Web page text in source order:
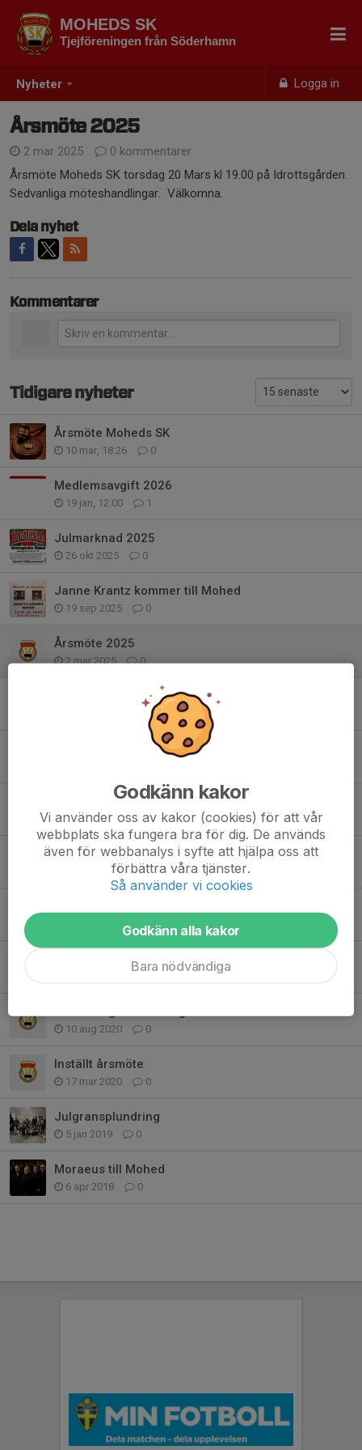
Nyheter Logga in
MOHEDS SK
Tjejföreningen från Söderhamn
Årsmöte 2025
2 mar 2025
0 kommentarer
Årsmöte Moheds SK torsdag 20 Mars kl 19.00 på Idrottsgården.
Sedvanliga möteshandlingar. Välkomna.
Dela nyhet
Kommentarer
Tidigare nyheter
Årsmöte Moheds SK
10 mar, 18:26 0
Medlemsavgift 2026
19 jan, 12:00 1
Julmarknad 2025
26 okt 2025 0
Janne Krantz kommer till Mohed
19 sep 2025 0
Årsmöte 2025
2 mar 2025 0
Blues & Rockafton på Idrottsgården
Medlem 2024
26 mar 2024 0
Julmarknad
3 nov 2023 0
0
Nya priser för 2023
10 aug 2020 0
Inställt årsmöte
17 mar 2020 0
Julgransplundring
5 jan 2019 0
Moraeus till Mohed
6 apr 2018 0
Godkänn kakor
Vi använder oss av kakor (cookies) för att vår
webbplats ska fungera bra för dig. De används
även för webbanalys i syfte att hjälpa oss att
förbättra våra tjänster.
Så använder vi cookies
Godkänn alla kakor
Bara nödvändiga